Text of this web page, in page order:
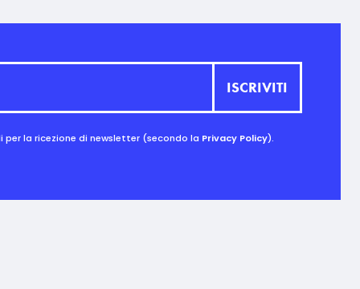
la ricezione di newsletter (secondo la Privacy Policy).